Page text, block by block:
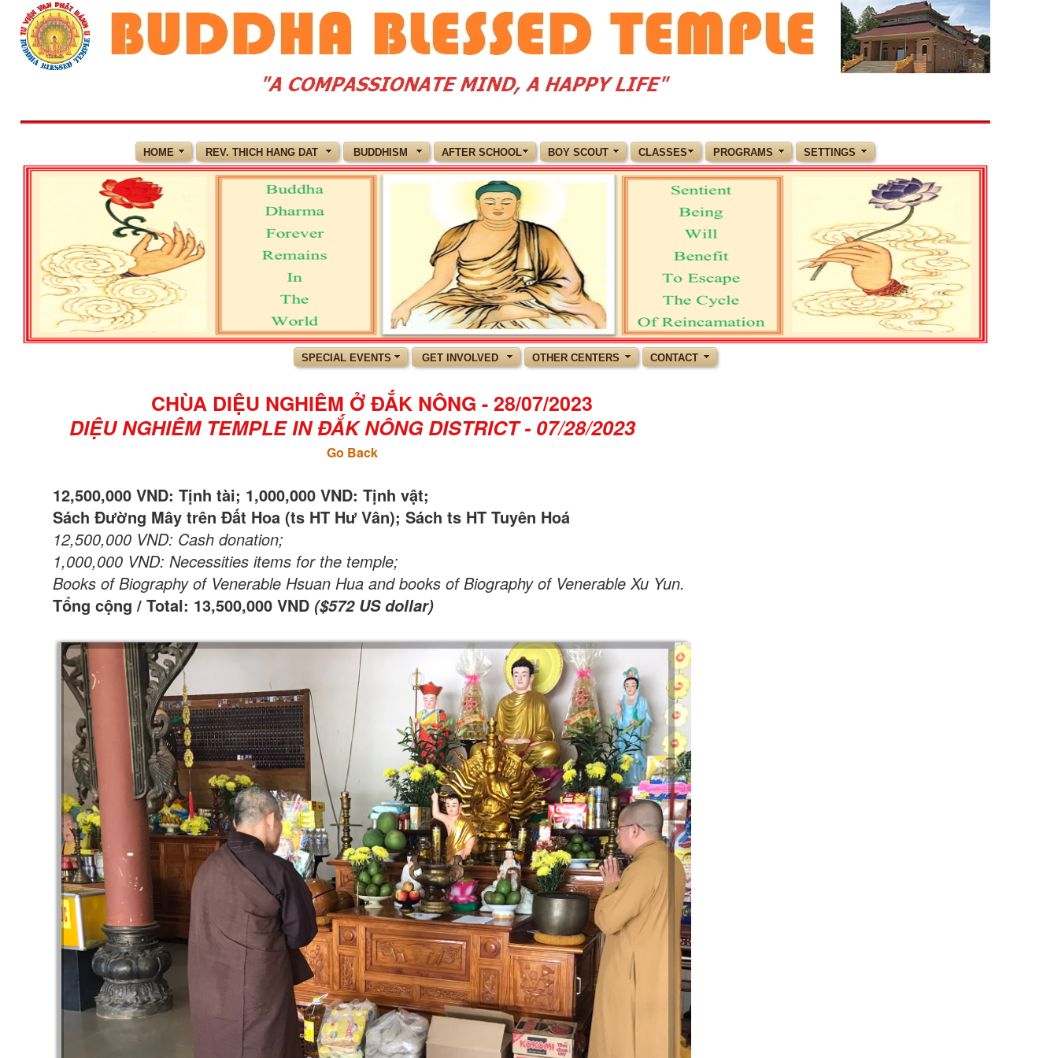
HOME REV. THICH HANG DAT BUDDHISM AFTER SCHOOL BOY SCOUT CLASSES PROGRAMS SETTINGS
SPECIAL EVENTS GET INVOLVED OTHER CENTERS CONTACT
CHÙA DIỆU NGHIÊM Ở ĐẮK NÔNG - 28/07/2023
DIỆU NGHIÊM TEMPLE IN ĐẮK NÔNG DISTRICT - 07/28/2023
Go Back
12,500,000 VND: Tịnh tài; 1,000,000 VND: Tịnh vật;
Sách Đường Mây trên Đất Hoa (ts HT Hư Vân); Sách ts HT Tuyên Hoá
12,500,000 VND: Cash donation;
1,000,000 VND: Necessities items for the temple;
Books of Biography of Venerable Hsuan Hua and books of Biography of Venerable Xu Yun.
Tổng cộng / Total: 13,500,000 VND ($572 US dollar)